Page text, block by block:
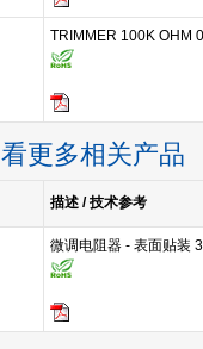
TRIMMER 100K OHM
更多相关产品
描述 / 技术参考
微调电阻器 - 表面贴装